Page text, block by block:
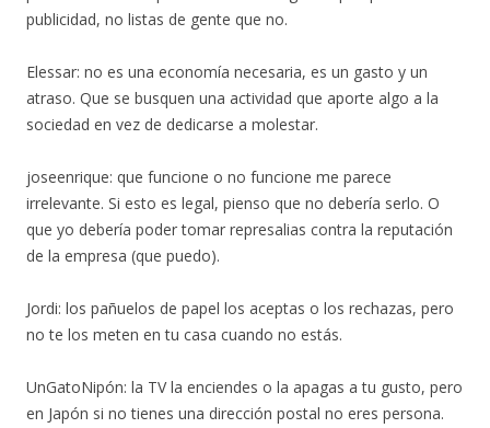
publicidad, no listas de gente que no.
Elessar: no es una economía necesaria, es un gasto y un
atraso. Que se busquen una actividad que aporte algo a la
sociedad en vez de dedicarse a molestar.
joseenrique: que funcione o no funcione me parece
irrelevante. Si esto es legal, pienso que no debería serlo. O
que yo debería poder tomar represalias contra la reputación
de la empresa (que puedo).
Jordi: los pañuelos de papel los aceptas o los rechazas, pero
no te los meten en tu casa cuando no estás.
UnGatoNipón: la TV la enciendes o la apagas a tu gusto, pero
en Japón si no tienes una dirección postal no eres persona.